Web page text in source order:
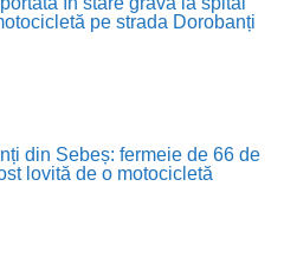
pe strada Dorobanți
din Sebeș: fermeie de 66 de
lovită de o motocicletă